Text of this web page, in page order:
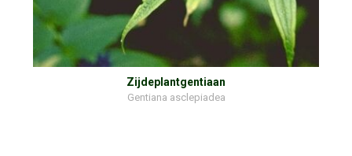
Zijdeplantgentiaan
Gentiana asclepiadea